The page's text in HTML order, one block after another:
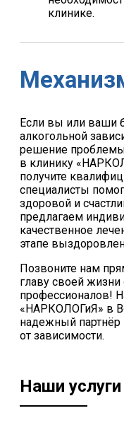
клинике.
Если вы или ваши
алкогольной
решение
в клинику
получите
специалисты
здоровой и
предлагаем
качественное
этапе
Позвоните нам
главу своей
профессионалов!
«НАРКОЛОГиЯ» в
надежный партнёр
от зависимости.
Наши услуги